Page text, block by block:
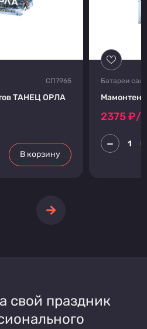
СП7965
ТАНЕЦ ОРЛА
В корзину
Батареи
2375₽/
свой праздник